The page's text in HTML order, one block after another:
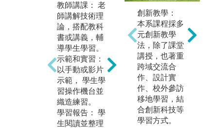
教師講課： 老
師講解技術理
論，搭配教科
書或講義，輔
導學生學習。
示範和實習：
以手動或影片
示範， 學生學
習操作機台並
織造練習。
學習報告： 學
生閱讀並整理
限主題，學生
收集資料與材
料後，以自由
技法表現。
圖解:蔡禮如梭
織設計課 梭織
創作
版權:輔仁大學
織品服裝學系
創新教學：
本系課程採多
元創新教學
法，除了課堂
講授，也著重
跨域交流合
作、設計實
作、校外參訪
移地學習，結
合創新科技等
學習方式。